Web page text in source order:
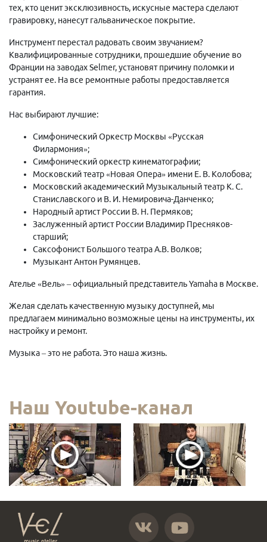
тех, кто ценит эксклюзивность, искусные мастера сделают
гравировку, нанесут гальваническое покрытие.
Инструмент перестал радовать своим звучанием?
Квалифицированные сотрудники, прошедшие обучение во
Франции на заводах Selmer, установят причину поломки и
устранят ее. На все ремонтные работы предоставляется
гарантия.
Нас выбирают лучшие:
Симфонический Оркестр Москвы «Русская
Филармония»;
Симфонический оркестр кинематографии;
Московский театр «Новая Опера» имени Е. В. Колобова;
Московский академический Музыкальный театр К. С.
Станиславского и В. И. Немировича-Данченко;
Народный артист России В. Н. Пермяков;
Заслуженный артист России Владимир Пресняков-
старший;
Саксофонист Большого театра А.В. Волков;
Музыкант Антон Румянцев.
Ателье «Вель» – официальный представитель Yamaha в Москве.
Желая сделать качественную музыку доступней, мы
предлагаем минимально возможные цены на инструменты, их
настройку и ремонт.
Музыка – это не работа. Это наша жизнь.
Наш Youtube-канал